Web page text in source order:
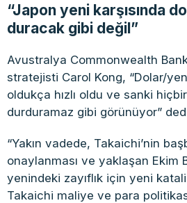
“Japon yeni karşısında
duracak gibi değil”
Avustralya Commonwealth
stratejisti Carol Kong, “Dolar/
oldukça hızlı oldu ve sanki
durduramaz gibi görünüyor”
“Yakın vadede, Takaichi’nin
onaylanması ve yaklaşan Ekim
yenindeki zayıflık için yeni
Takaichi maliye ve para